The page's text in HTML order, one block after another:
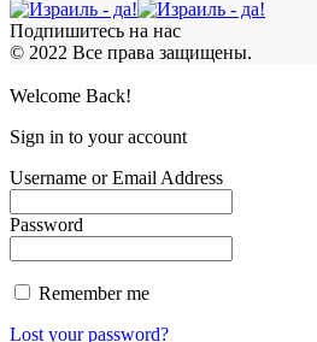
Подпишитесь на нас
© 2022 Все права защищены.
Welcome Back!
Sign in to your account
Username or Email Address
Password
Remember me
Lost your password?